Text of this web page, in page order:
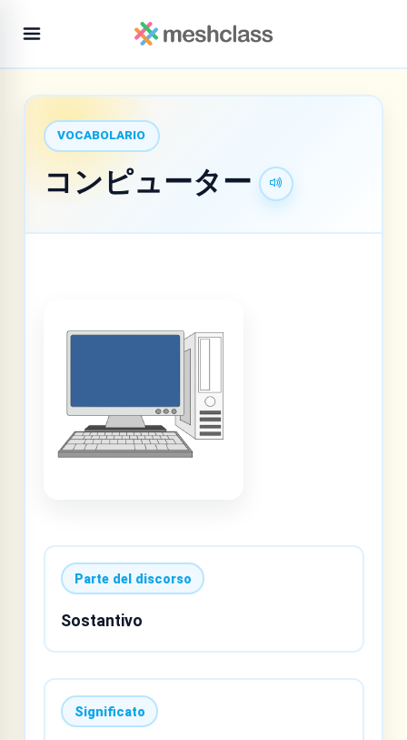
VOCABOLARIO
コンピューター
Parte del discorso
Sostantivo
Significato